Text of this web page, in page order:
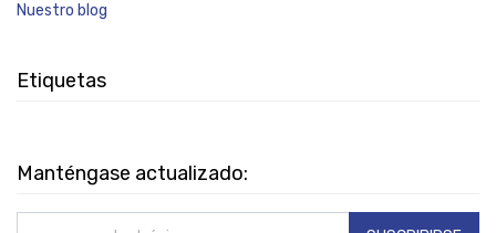
Nuestro blog
Etiquetas
Manténgase actualizado: